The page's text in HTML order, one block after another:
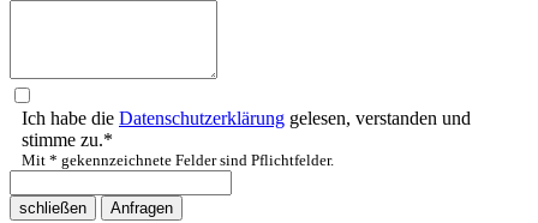
Ich habe die Datenschutzerklärung gelesen, verstanden und
stimme zu.*
Mit * gekennzeichnete Felder sind Pflichtfelder.
schließen Anfragen